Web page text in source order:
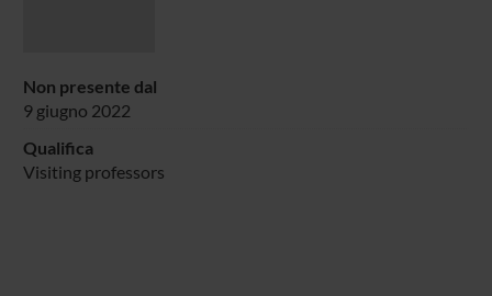
Non presente dal
9 giugno 2022
Qualifica
Visiting professors